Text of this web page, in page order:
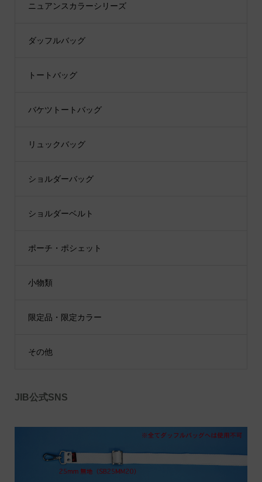
ニュアンスカラーシリーズ
ダッフルバッグ
トートバッグ
バケツトートバッグ
リュックバッグ
ショルダーバッグ
ショルダーベルト
ポーチ・ポシェット
小物類
限定品・限定カラー
その他
JIB公式SNS